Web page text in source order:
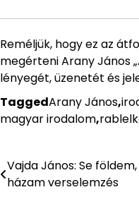
Reméljük, hogy ez az
megérteni Arany János
lényegét, üzenetét és
TaggedArany János,
magyar irodalom,
Bejegyzés
navigáció
Vajda János: Se
házam verselemzés